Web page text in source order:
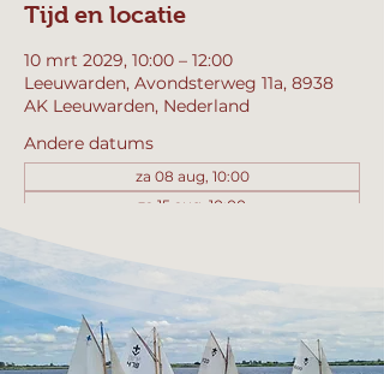
Tijd en locatie
10 mrt 2029, 10:00 – 12:00
Leeuwarden, Avondsterweg 11a, 8938
AK Leeuwarden, Nederland
Andere datums
za 08 aug, 10:00
za 15 aug, 10:00
Bekijk alle 358 datums
Meld mij aan!